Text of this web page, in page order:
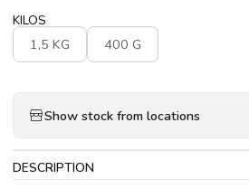
KILOS
1,5 KG 400 G
Show stock from locations
DESCRIPTION